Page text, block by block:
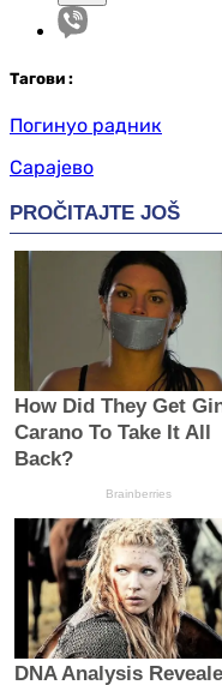
Тагови :
Погинуо радник
Сарајево